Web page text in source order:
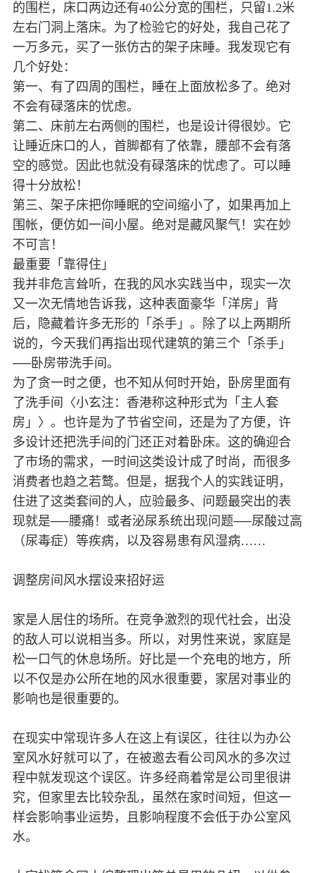
的围栏，床口两边还有40公分宽的围栏，只留1.2米
左右门洞上落床。为了检验它的好处，我自己花了
一万多元，买了一张仿古的架子床睡。我发现它有
几个好处：
第一、有了四周的围栏，睡在上面放松多了。绝对
不会有碌落床的忧虑。
第二、床前左右两侧的围栏，也是设计得很妙。它
让睡近床口的人，首脚都有了依靠，腰部不会有落
空的感觉。因此也就没有碌落床的忧虑了。可以睡
得十分放松！
第三、架子床把你睡眠的空间缩小了，如果再加上
围帐，便仿如一间小屋。绝对是藏风聚气！实在妙
不可言！
最重要「靠得住」
我并非危言耸听，在我的风水实践当中，现实一次
又一次无情地告诉我，这种表面豪华「洋房」背
后，隐藏着许多无形的「杀手」。除了以上两期所
说的，今天我们再指出现代建筑的第三个「杀手」
──卧房带洗手间。
为了贪一时之便，也不知从何时开始，卧房里面有
了洗手间〈小玄注：香港称这种形式为「主人套
房」〉。也许是为了节省空间，还是为了方便，许
多设计还把洗手间的门还正对着卧床。这的确迎合
了市场的需求，一时间这类设计成了时尚，而很多
消费者也趋之若鹜。但是，据我个人的实践证明，
住进了这类套间的人，应验最多、问题最突出的表
现就是──腰痛！或者泌尿系统出现问题──尿酸过高
（尿毒症）等疾病，以及容易患有风湿病……
调整房间风水摆设来招好运
家是人居住的场所。在竞争激烈的现代社会，出没
的敌人可以说相当多。所以，对男性来说，家庭是
松一口气的休息场所。好比是一个充电的地方，所
以不仅是办公所在地的风水很重要，家居对事业的
影响也是很重要的。
在现实中常现许多人在这上有误区，往往以为办公
室风水好就可以了，在被邀去看公司风水的多次过
程中就发现这个误区。许多经商着常是公司里很讲
究，但家里去比较杂乱，虽然在家时间短，但这一
样会影响事业运势，且影响程度不会低于办公室风
水。